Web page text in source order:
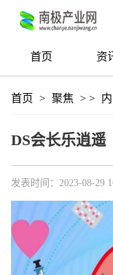
首页 资
首页 > 聚焦 > >
DS会长乐逍遥
发表时间：2023-08-29